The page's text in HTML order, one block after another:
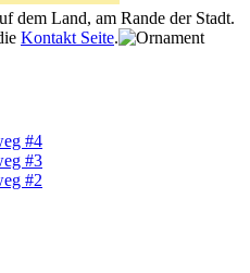
dem Land, am Rande der Stadt.
Kontakt Seite.
#4
#3
#2